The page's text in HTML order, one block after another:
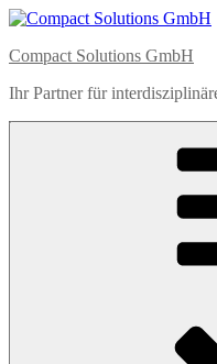
Zum
springen
Compact Solutions GmbH
Ihr Partner für